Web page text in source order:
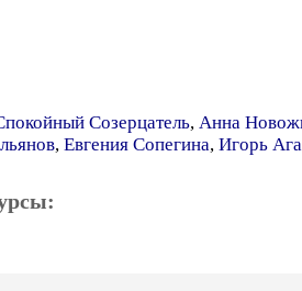
Созерцатель, Анна
, Евгения Сопегина, Игорь